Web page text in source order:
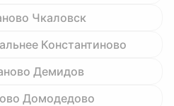
Чкаловск
Константиново
Демидов
Домодедово